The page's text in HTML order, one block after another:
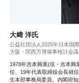
大﨑 洋氏
公益社団法人2025年日本国
大阪・関西万博催事検討会
1978年吉本興業(現・吉本興
任、19年代表取締役会長就
生本部事務局委員。内閣府